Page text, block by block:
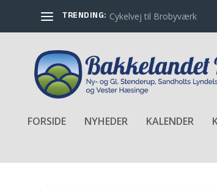
TRENDING: Cykelvej til Brobyværk
FORSIDE NYHEDER KALENDER